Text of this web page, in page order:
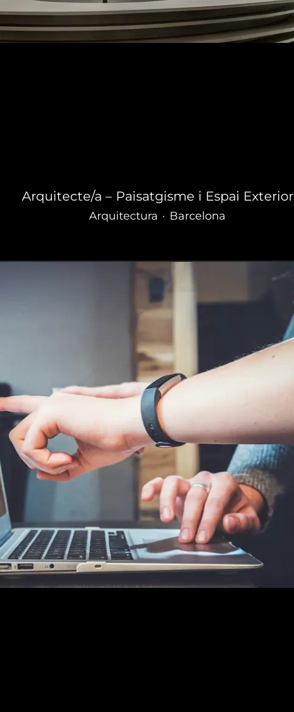
Arquitecte/a – Paisatgisme i Espai Exterior
Arquitectura · Barcelona